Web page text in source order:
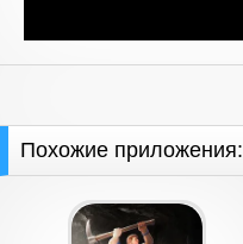
Похожие приложения: